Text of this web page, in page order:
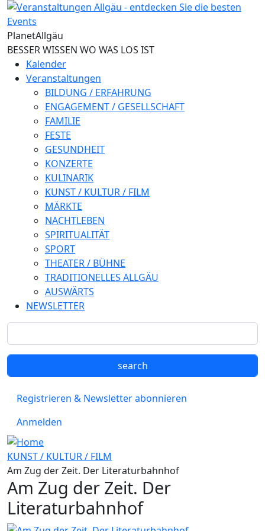
Direkt zum Inhalt
PlanetAllgäu
BESSER WISSEN WO WAS LOS IST
Kalender
Veranstaltungen
BILDUNG / ERFAHRUNG
ENGAGEMENT / GESELLSCHAFT
FAMILIE
FESTE
GESUNDHEIT
KONZERTE
KULINARIK
KUNST / KULTUR / FILM
MÄRKTE
NACHTLEBEN
SPIRITUALITÄT
SPORT
THEATER / BÜHNE
TRADITIONELLES ALLGÄU
AUSWÄRTS
NEWSLETTER
Registrieren & Newsletter abonnieren
Anmelden
KUNST / KULTUR / FILM
Am Zug der Zeit. Der Literaturbahnhof
Am Zug der Zeit. Der
Literaturbahnhof